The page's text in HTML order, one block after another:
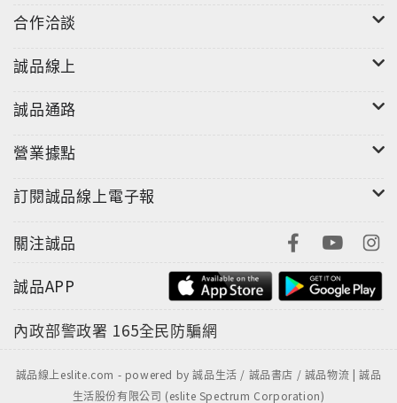
的明星周邊商品？江戶有各式各樣的熱門副業，你找到
成一幅江戶特殊風情的浮世繪。傳說中，江戶特產蔬菜
培出江戶特產蔬菜──練馬蘿蔔的幕後推手，正是第五代
將軍德川綱吉！這是他上任將軍之前發生的一件小插
曲。據說因為罹患腳氣病，一直無法好轉，被人建言要
到城西邊、帶有「馬」字的地方療養才能好轉。然而待
而因此培育出有名的練馬蘿蔔！江戶味噌與江戶單身漢
之間有一段深刻的關係？味噌是很容易釀造的食品，在
家便可以製作。因此江戶時代之前，家家戶戶幾乎都是
自給自足。然而進入江戶時代後，為什麼專門製造販賣
用味噌的店家變得越來越興盛了呢？原來當時在江戶有
賣的。為因應此種需要，江戶市內開始出現製作販賣用
味噌的店家。後來甚至因為人口急速增加，供給量實在
合作洽談
誠品線上
誠品通路
營業據點
訂閱誠品線上電子報
關注誠品
誠品APP
內政部警政署 165全民防騙網
誠品線上eslite.com - powered by 誠品生活 / 誠品書店 / 誠品物流 | 誠品
生活股份有限公司 (eslite Spectrum Corporation)